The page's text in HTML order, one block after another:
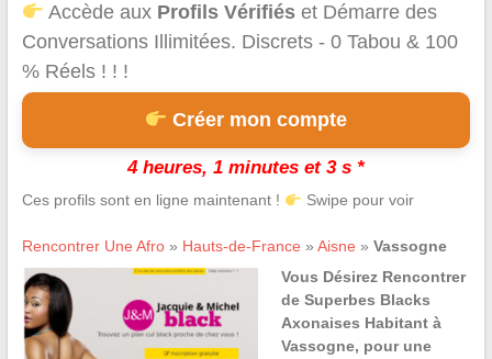
Accède aux Profils Vérifiés et Démarre des
Conversations Illimitées. Discrets - 0 Tabou & 100
% Réels ! ! !
Créer mon compte
4 heures, 1 minutes et 3 s *
Ces profils sont en ligne maintenant ! Swipe pour voir
Rencontrer Une Afro» Hauts-de-France » Aisne » Vassogne
Vous Désirez Rencontrer
de Superbes Blacks
Axonaises Habitant à
Vassogne, pour une